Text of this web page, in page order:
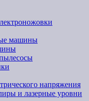
машины
напряжения
и лазерные уровни